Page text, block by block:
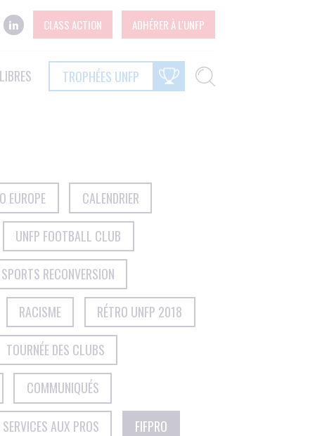
CLASS ACTION ADHÉRER À L'UNFP
TROPHÉES UNFP
EUROPE CALENDRIER
UNFP FOOTBALL CLUB
RECONVERSION
RACISME RÉTRO UNFP 2018
TOURNÉE DES CLUBS
COMMUNIQUÉS
SERVICES AUX PROS FIFPRO